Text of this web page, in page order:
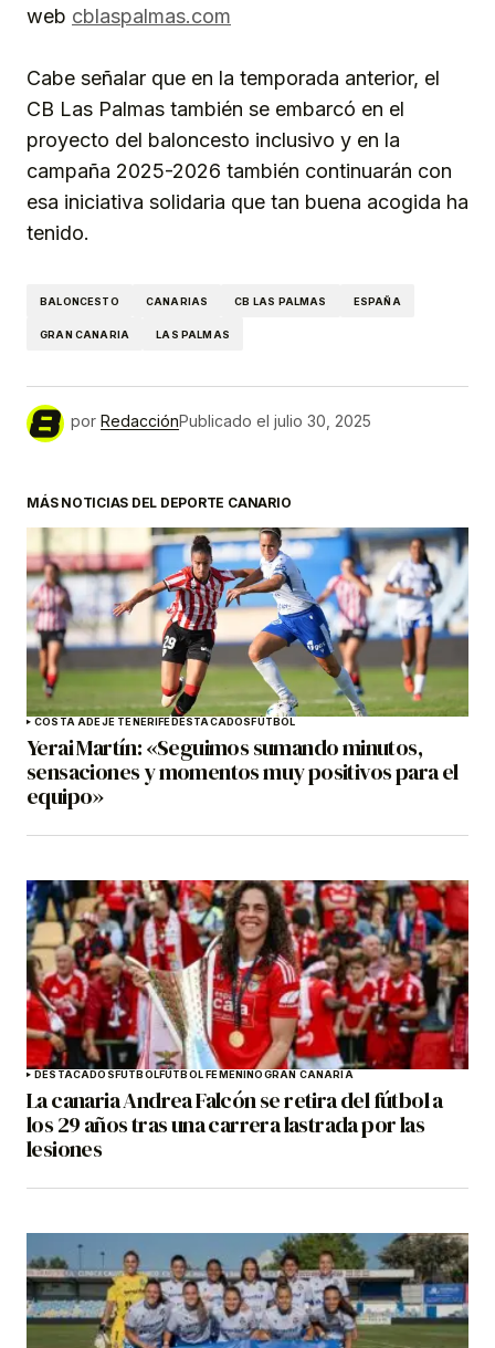
web cblaspalmas.com
Cabe señalar que en la temporada anterior, el
CB Las Palmas también se embarcó en el
proyecto del baloncesto inclusivo y en la
campaña 2025-2026 también continuarán con
esa iniciativa solidaria que tan buena acogida ha
tenido.
BALONCESTO CANARIAS CB LAS PALMAS ESPAÑA
GRAN CANARIA LAS PALMAS
por RedacciónPublicado el julio 30, 2025
MÁS NOTICIAS DEL DEPORTE CANARIO
COSTA ADEJE TENERIFEDESTACADOSFÚTBOL
Yerai Martín: «Seguimos sumando minutos,
sensaciones y momentos muy positivos para el
equipo»
DESTACADOSFÚTBOLFÚTBOL FEMENINOGRAN CANARIA
La canaria Andrea Falcón se retira del fútbol a
los 29 años tras una carrera lastrada por las
lesiones